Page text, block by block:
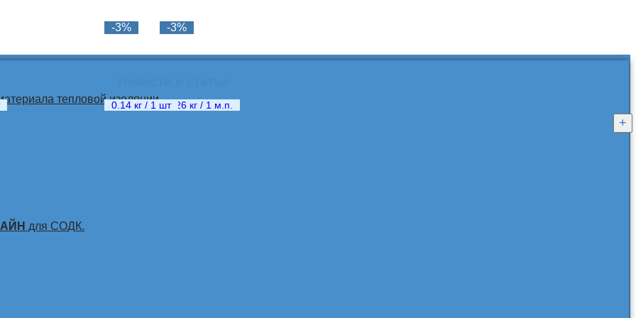
тепловой изоляции
для СОДК.
+
+
-3%
0.26 кг / 1 м.п.
+
+
+
-3%
0.14 кг / 1 шт
+
+